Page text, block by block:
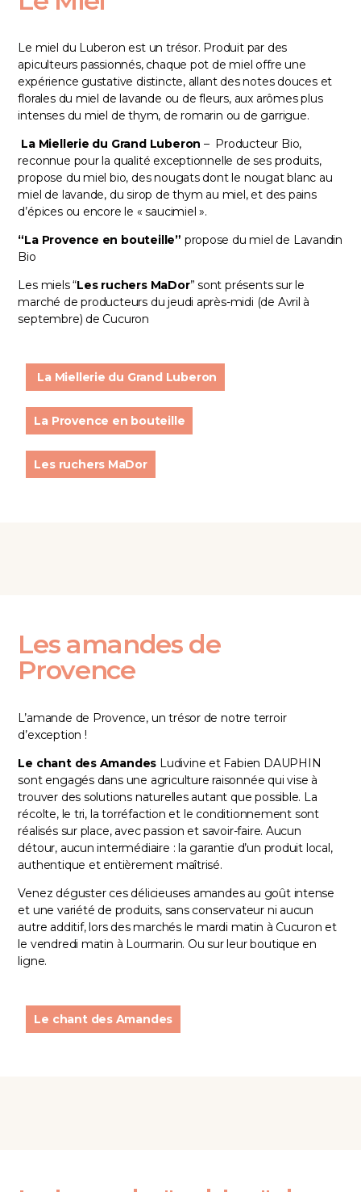
Le miel du Luberon est un trésor. Produit par des
apiculteurs passionnés, chaque pot de miel offre une
expérience gustative distincte, allant des notes douces et
florales du miel de lavande ou de fleurs, aux arômes plus
intenses du miel de thym, de romarin ou de garrigue.
La Miellerie du Grand Luberon – Producteur Bio,
reconnue pour la qualité exceptionnelle de ses produits,
propose du miel bio, des nougats dont le nougat blanc au
miel de lavande, du sirop de thym au miel, et des pains
d’épices ou encore le « saucimiel ».
“La Provence en bouteille” propose du miel de Lavandin
Bio
Les miels “Les ruchers MaDor” sont présents sur le
marché de producteurs du jeudi après-midi (de Avril à
septembre) de Cucuron
La Miellerie du Grand Luberon
La Provence en bouteille
Les ruchers MaDor
Les amandes de
Provence
L’amande de Provence, un trésor de notre terroir
d’exception !
Le chant des Amandes Ludivine et Fabien DAUPHIN
sont engagés dans une agriculture raisonnée qui vise à
trouver des solutions naturelles autant que possible. La
récolte, le tri, la torréfaction et le conditionnement sont
réalisés sur place, avec passion et savoir-faire. Aucun
détour, aucun intermédiaire : la garantie d’un produit local,
authentique et entièrement maîtrisé.
Venez déguster ces délicieuses amandes au goût intense
et une variété de produits, sans conservateur ni aucun
autre additif, lors des marchés le mardi matin à Cucuron et
le vendredi matin à Lourmarin. Ou sur leur boutique en
ligne.
Le chant des Amandes